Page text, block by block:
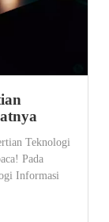
Teknologi
Pada
Informasi